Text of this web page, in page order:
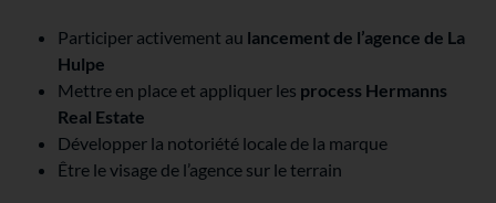
Participer activement au lancement de l’agence de La
Hulpe
Mettre en place et appliquer les process Hermanns
Real Estate
Développer la notoriété locale de la marque
Être le visage de l’agence sur le terrain